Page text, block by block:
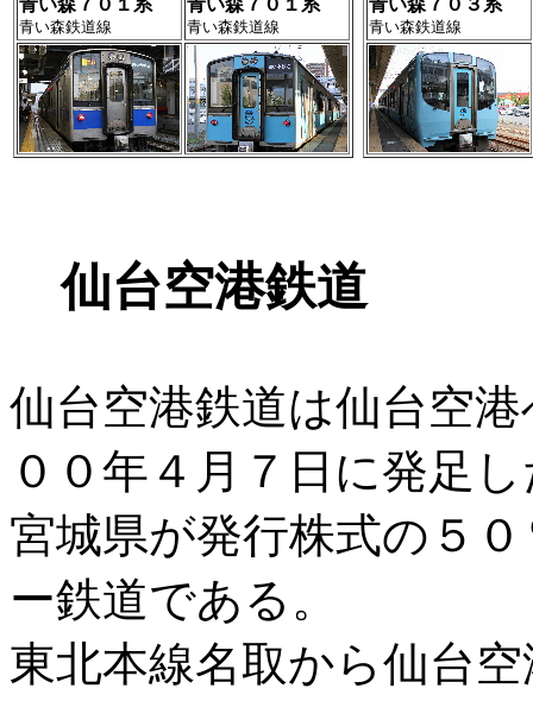
青い森７０１系
青い森鉄道線
青い森７０１系
青い森鉄道線
青い森７０３系
青い森鉄道線
仙台空港鉄道
仙台空港鉄道は仙台空
００年４月７日に発足
宮城県が発行株式の５
ー鉄道である。
東北本線名取から仙台